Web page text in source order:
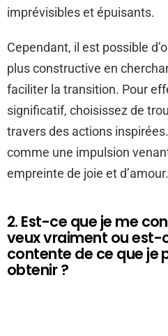
imprévisibles et épuisants.
Cependant, il est possible
plus constructive en
faciliter la transition. Pour
significatif, choisissez de
travers des actions
comme une impulsion
empreinte de joie et d’amour.
2. Est-ce que je me
veux vraiment ou est-
contente de ce que je
obtenir ?